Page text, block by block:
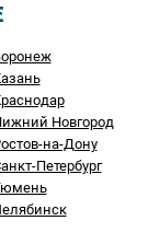
Новгород
на-Дону
Петербург